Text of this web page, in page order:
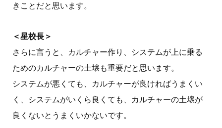
きことだと思います。
＜星校長＞
さらに言うと、カルチャー作り、システムが上に乗る
ためのカルチャーの土壌も重要だと思います。
システムが悪くても、カルチャーが良ければうまくい
く、システムがいくら良くても、カルチャーの土壌が
良くないとうまくいかないです。